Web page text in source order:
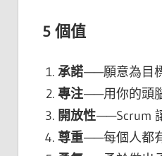
5 個值
承諾——願意為目
專注——用你的頭
開放性——Scrum
尊重——每個人都